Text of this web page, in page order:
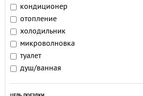
кондиционер
отопление
холодильник
микроволновка
туалет
душ/ванная